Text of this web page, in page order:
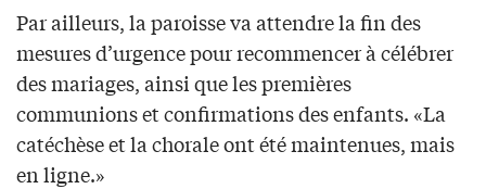
Par ailleurs, la paroisse va attendre la fin des
mesures d’urgence pour recommencer à célébrer
des mariages, ainsi que les premières
communions et confirmations des enfants. «La
catéchèse et la chorale ont été maintenues, mais
en ligne.»